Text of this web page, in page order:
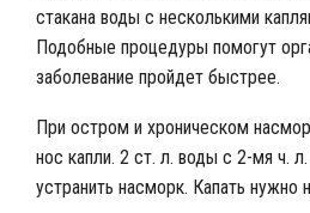
стакана воды с несколькими
Подобные процедуры помогут
заболевание пройдет быстрее.
При остром и хроническом
нос капли. 2 ст. л. воды с 2-мя ч.
устранить насморк. Капать нужно